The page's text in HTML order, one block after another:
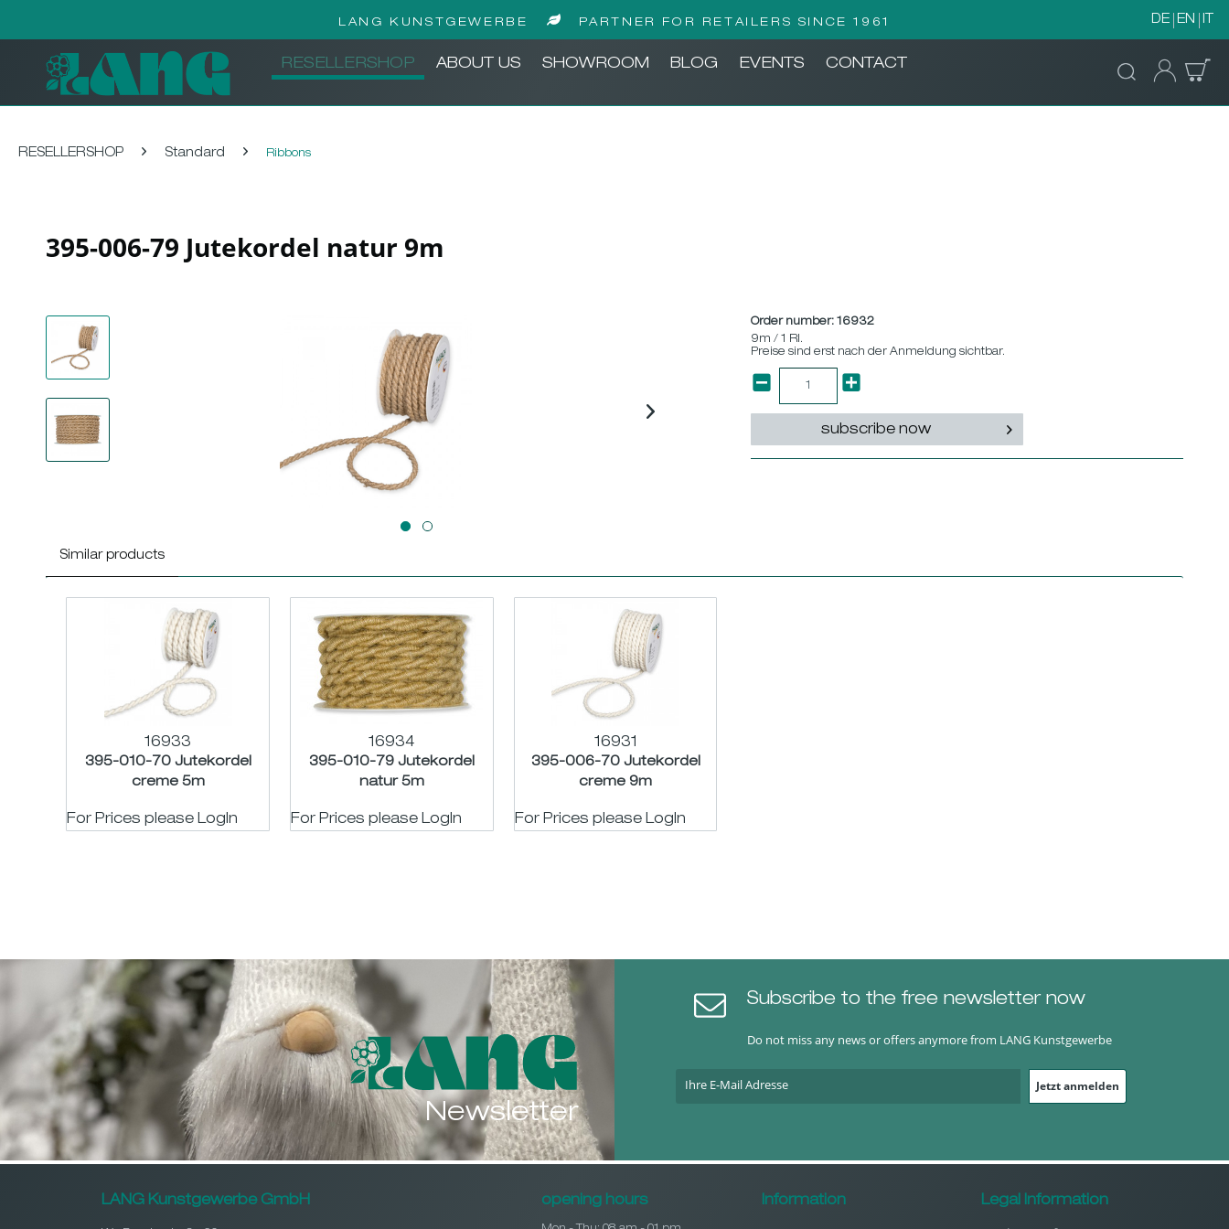
LANG KUNSTGEWERBE PARTNER FOR RETAILERS SINCE 1961 DE EN IT
RESELLERSHOP ABOUT US SHOWROOM BLOG EVENTS CONTACT
RESELLERSHOP Standard Ribbons
395-006-79 Jutekordel natur 9m
Order number:16932
9m / 1 Rl.
Preise sind erst nach der Anmeldung sichtbar.
subscribe now
Similar products
16933
395-010-70 Jutekordel
creme 5m
For Prices please LogIn
16934
395-010-79 Jutekordel
natur 5m
For Prices please LogIn
16931
395-006-70 Jutekordel
creme 9m
For Prices please LogIn
Newsletter
Subscribe to the free newsletter now
Do not miss any news or offers anymore from LANG Kunstgewerbe
Jetzt anmelden
LANG Kunstgewerbe GmbH opening hours Information Legal Information